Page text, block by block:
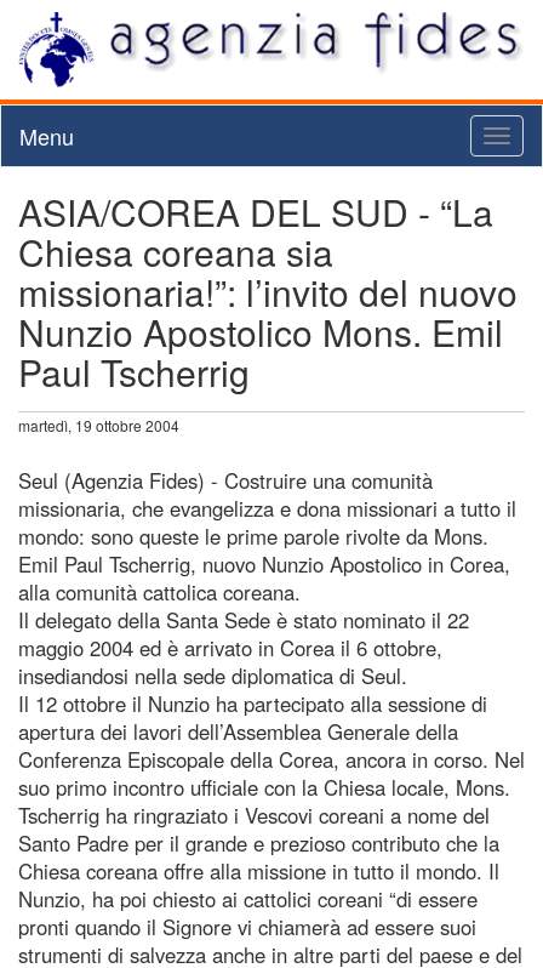
Menu
ASIA/COREA DEL SUD - “La
Chiesa coreana sia
missionaria!”: l’invito del nuovo
Nunzio Apostolico Mons. Emil
Paul Tscherrig
martedì, 19 ottobre 2004
Seul (Agenzia Fides) - Costruire una comunità
missionaria, che evangelizza e dona missionari a tutto il
mondo: sono queste le prime parole rivolte da Mons.
Emil Paul Tscherrig, nuovo Nunzio Apostolico in Corea,
alla comunità cattolica coreana.
Il delegato della Santa Sede è stato nominato il 22
maggio 2004 ed è arrivato in Corea il 6 ottobre,
insediandosi nella sede diplomatica di Seul.
Il 12 ottobre il Nunzio ha partecipato alla sessione di
apertura dei lavori dell’Assemblea Generale della
Conferenza Episcopale della Corea, ancora in corso. Nel
suo primo incontro ufficiale con la Chiesa locale, Mons.
Tscherrig ha ringraziato i Vescovi coreani a nome del
Santo Padre per il grande e prezioso contributo che la
Chiesa coreana offre alla missione in tutto il mondo. Il
Nunzio, ha poi chiesto ai cattolici coreani “di essere
pronti quando il Signore vi chiamerà ad essere suoi
strumenti di salvezza anche in altre parti del paese e del